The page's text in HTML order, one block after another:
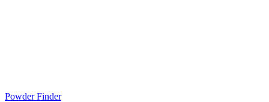
Powder Finder